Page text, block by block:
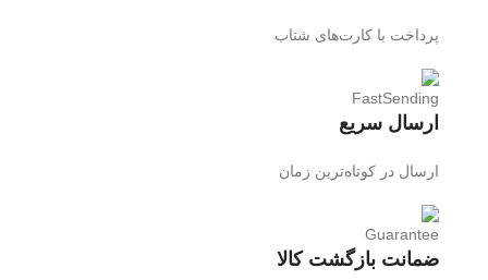
پرداخت با کارت‌های شتاب
ارسال سریع
ارسال در کوتاه‌ترین زمان
ضمانت بازگشت کالا